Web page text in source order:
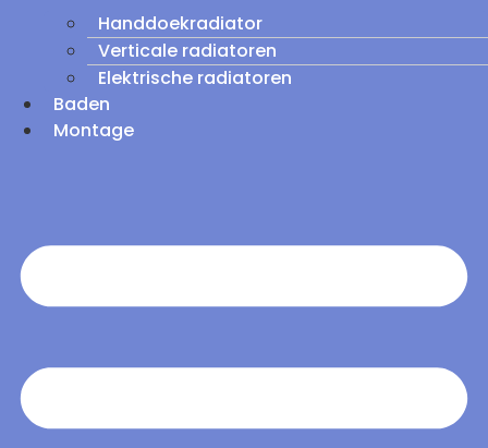
Handdoekradiator
Verticale radiatoren
Elektrische radiatoren
Baden
Montage